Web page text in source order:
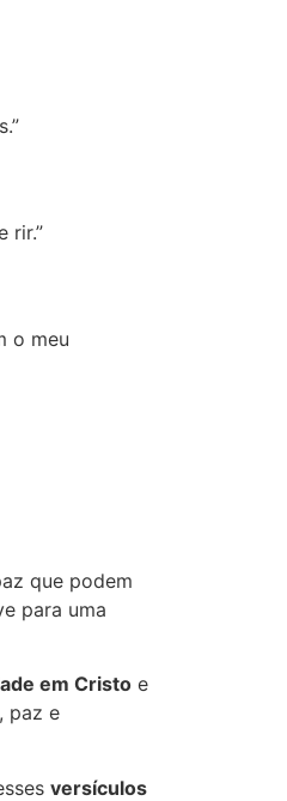
rir.”
o meu
que podem
para uma
em Cristo e
paz e
versículos